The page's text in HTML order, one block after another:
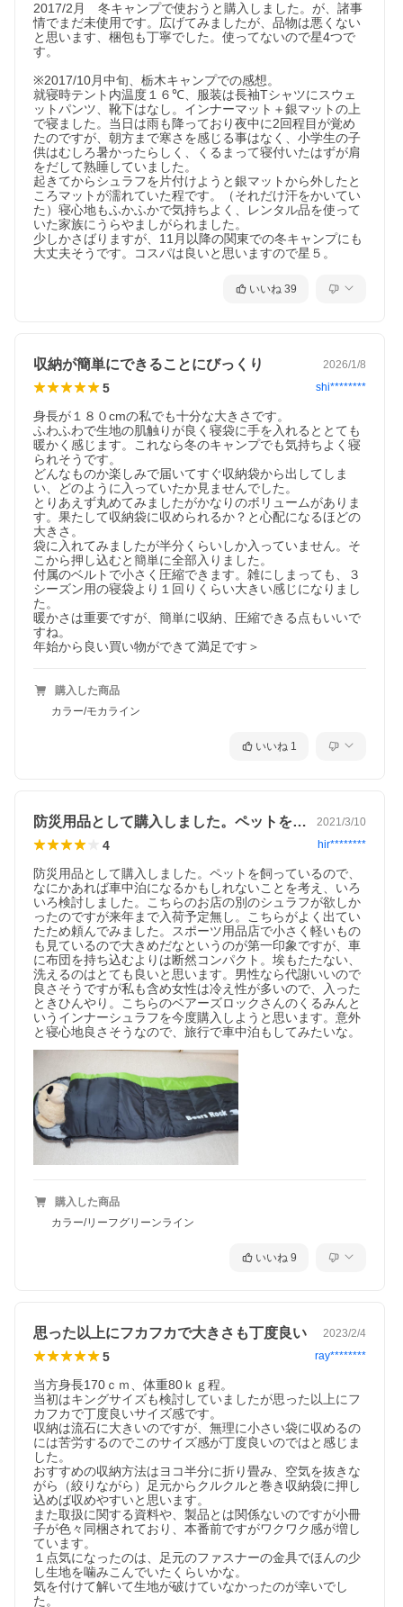
2017/2月　冬キャンプで使おうと購入しました。が、諸事
情でまだ未使用です。広げてみましたが、品物は悪くない
と思います、梱包も丁寧でした。使ってないので星4つで
す。
※2017/10月中旬、栃木キャンプでの感想。
就寝時テント内温度１６℃、服装は長袖Tシャツにスウェ
ットパンツ、靴下はなし。インナーマット＋銀マットの上
で寝ました。当日は雨も降っており夜中に2回程目が覚め
たのですが、朝方まで寒さを感じる事はなく、小学生の子
供はむしろ暑かったらしく、くるまって寝付いたはずが肩
をだして熟睡していました。
起きてからシュラフを片付けようと銀マットから外したと
ころマットが濡れていた程です。（それだけ汗をかいてい
た）寝心地もふかふかで気持ちよく、レンタル品を使って
いた家族にうらやましがられました。
少しかさばりますが、11月以降の関東での冬キャンプにも
大丈夫そうです。コスパは良いと思いますので星５。
いいね 39
収納が簡単にできることにびっくり 2026/1/8
5 shi********
身長が１８０cmの私でも十分な大きさです。
ふわふわで生地の肌触りが良く寝袋に手を入れるととても
暖かく感じます。これなら冬のキャンプでも気持ちよく寝
られそうです。
どんなものか楽しみで届いてすぐ収納袋から出してしま
い、どのように入っていたか見ませんでした。
とりあえず丸めてみましたがかなりのボリュームがありま
す。果たして収納袋に収められるか？と心配になるほどの
大きさ。
袋に入れてみましたが半分くらいしか入っていません。そ
こから押し込むと簡単に全部入りました。
付属のベルトで小さく圧縮できます。雑にしまっても、３
シーズン用の寝袋より１回りくらい大きい感じになりまし
た。
暖かさは重要ですが、簡単に収納、圧縮できる点もいいで
すね。
年始から良い買い物ができて満足です＞
購入した商品
カラー/モカライン
いいね 1
防災用品として購入しました。ペットを飼… 2021/3/10
4 hir********
防災用品として購入しました。ペットを飼っているので、
なにかあれば車中泊になるかもしれないことを考え、いろ
いろ検討しました。こちらのお店の別のシュラフが欲しか
ったのですが来年まで入荷予定無し。こちらがよく出てい
たため頼んでみました。スポーツ用品店で小さく軽いもの
も見ているので大きめだなというのが第一印象ですが、車
に布団を持ち込むよりは断然コンパクト。埃もたたない、
洗えるのはとても良いと思います。男性なら代謝いいので
良さそうですが私も含め女性は冷え性が多いので、入った
ときひんやり。こちらのベアーズロックさんのくるみんと
いうインナーシュラフを今度購入しようと思います。意外
と寝心地良さそうなので、旅行で車中泊もしてみたいな。
購入した商品
カラー/リーフグリーンライン
いいね 9
思った以上にフカフカで大きさも丁度良い 2023/2/4
5 ray********
当方身長170ｃｍ、体重80ｋｇ程。
当初はキングサイズも検討していましたが思った以上にフ
カフカで丁度良いサイズ感です。
収納は流石に大きいのですが、無理に小さい袋に収めるの
には苦労するのでこのサイズ感が丁度良いのではと感じま
した。
おすすめの収納方法はヨコ半分に折り畳み、空気を抜きな
がら（絞りながら）足元からクルクルと巻き収納袋に押し
込めば収めやすいと思います。
また取扱に関する資料や、製品とは関係ないのですが小冊
子が色々同梱されており、本番前ですがワクワク感が増し
ています。
１点気になったのは、足元のファスナーの金具でほんの少
し生地を噛みこんでいたくらいかな。
気を付けて解いて生地が破けていなかったのが幸いでし
た。